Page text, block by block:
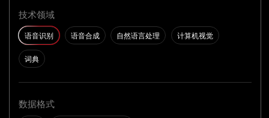
技术领域
语音识别 语音合成 自然语言处理 计算机视觉
词典
数据格式